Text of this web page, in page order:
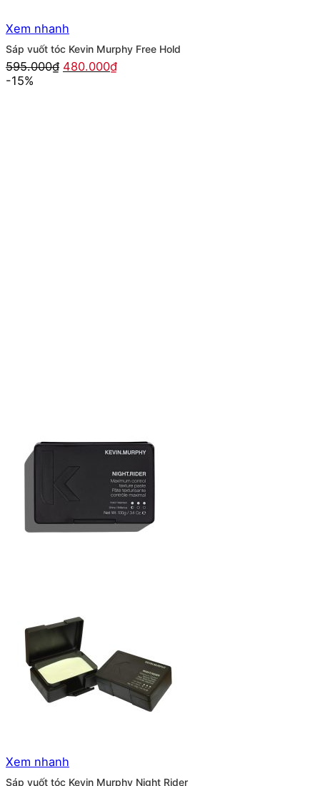
Xem nhanh
Sáp vuốt tóc Kevin Murphy Free Hold
595.000₫ Giá
480.000₫Giá
-15%
Xem nhanh
Sáp vuốt tóc Kevin Murphy Night Rider